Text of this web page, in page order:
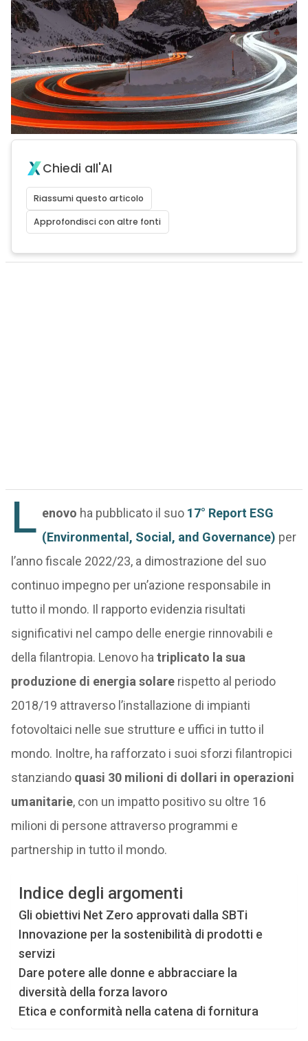
Chiedi all'AI
Riassumi questo articolo
Approfondisci con altre fonti
L enovo ha pubblicato il suo17° Report ESG
(Environmental, Social, and Governance) per
l’anno fiscale 2022/23, a dimostrazione del suo
continuo impegno per un’azione responsabile in
tutto il mondo. Il rapporto evidenzia risultati
significativi nel campo delle energie rinnovabili e
della filantropia. Lenovo ha triplicato la sua
produzione di energia solarerispetto al periodo
2018/19 attraverso l’installazione di impianti
fotovoltaici nelle sue strutture e uffici in tutto il
mondo. Inoltre, ha rafforzato i suoi sforzi filantropici
stanziando quasi 30 milioni di dollari in operazioni
umanitarie, con un impatto positivo su oltre 16
milioni di persone attraverso programmi e
partnership in tutto il mondo.
Indice degli argomenti
Gli obiettivi Net Zero approvati dalla SBTi
Innovazione per la sostenibilità di prodotti e
servizi
Dare potere alle donne e abbracciare la
diversità della forza lavoro
Etica e conformità nella catena di fornitura